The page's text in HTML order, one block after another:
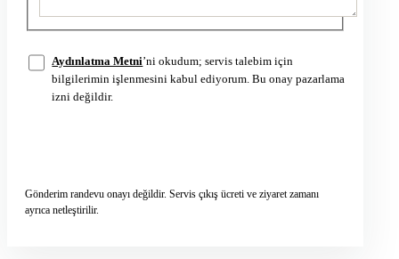
Aydınlatma Metni’ni okudum; servis talebim için
bilgilerimin işlenmesini kabul ediyorum. Bu onay pazarlama
izni değildir.
Gönderim randevu onayı değildir. Servis çıkış ücreti ve ziyaret zamanı
ayrıca netleştirilir.